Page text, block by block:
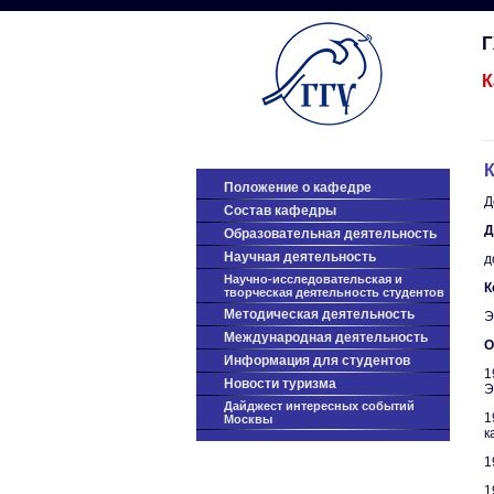
Положение о кафедре
Состав кафедры
Образовательная деятельность
Научная деятельность
Научно-исследовательская и
творческая деятельность студентов
Методическая деятельность
Международная деятельность
Информация для студентов
Новости туризма
Дайджест интересных событий
Москвы